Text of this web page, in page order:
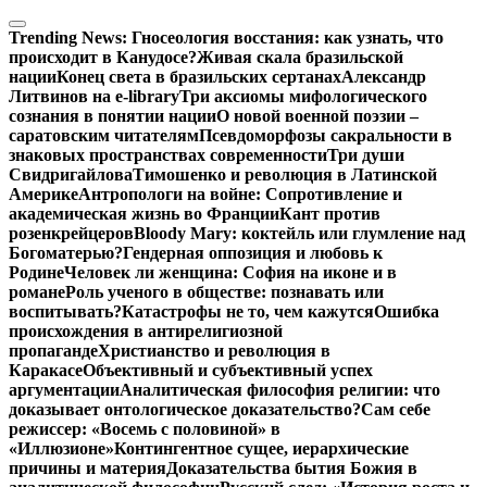
Перейти
к
содержимому
Trending News: Гносеология восстания: как узнать, что
происходит в Канудосе?Живая скала бразильской
нацииКонец света в бразильских сертанахАлександр
Литвинов на e-libraryТри аксиомы мифологического
сознания в понятии нацииО новой военной поэзии –
саратовским читателямПсевдоморфозы сакральности в
знаковых пространствах современностиТри души
СвидригайловаТимошенко и революция в Латинской
АмерикеАнтропологи на войне: Сопротивление и
академическая жизнь во ФранцииКант против
розенкрейцеровBloody Mary: коктейль или глумление над
Богоматерью?Гендерная оппозиция и любовь к
РодинеЧеловек ли женщина: София на иконе и в
романеРоль ученого в обществе: познавать или
воспитывать?Катастрофы не то, чем кажутсяОшибка
происхождения в антирелигиозной
пропагандеХристианство и революция в
КаракасеОбъективный и субъективный успех
аргументацииАналитическая философия религии: что
доказывает онтологическое доказательство?Сам себе
режиссер: «Восемь с половиной» в
«Иллюзионе»Контингентное сущее, иерархические
причины и материяДоказательства бытия Божия в